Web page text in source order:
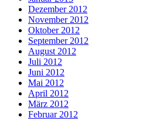
Dezember 2012
November 2012
Oktober 2012
September 2012
August 2012
Juli 2012
Juni 2012
Mai 2012
April 2012
März 2012
Februar 2012